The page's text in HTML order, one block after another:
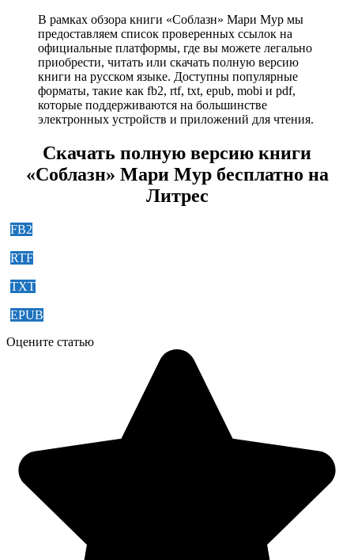
В рамках обзора книги «Соблазн» Мари Мур мы
предоставляем список проверенных ссылок на
официальные платформы, где вы можете легально
приобрести, читать или скачать полную версию
книги на русском языке. Доступны популярные
форматы, такие как fb2, rtf, txt, epub, mobi и pdf,
которые поддерживаются на большинстве
электронных устройств и приложений для чтения.
Скачать полную версию книги
«Соблазн» Мари Мур бесплатно на
Литрес
FB2
RTF
TXT
EPUB
Оцените статью